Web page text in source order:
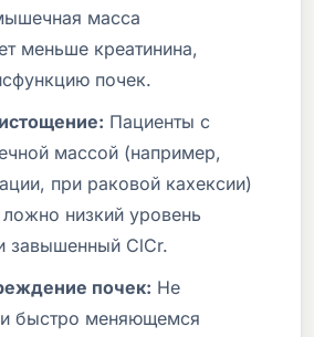
масса
меньше креатинина,
почек.
Пациенты с
массой (например,
при раковой кахексии)
низкий уровень
завышенный ClCr.
почек: Не
быстро меняющемся